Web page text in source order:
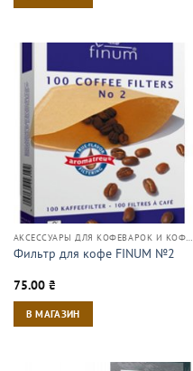
АКСЕССУАРЫ ДЛЯ КОФЕВАРОК И КОФЕМАШИН
Фильтр для кофе FINUM №2
75.00 ₴
В МАГАЗИН